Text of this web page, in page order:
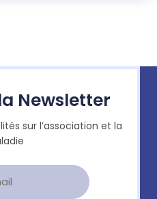
Newsletter
sur l’association et la